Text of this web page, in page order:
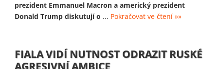
prezident Emmanuel Macron a americký prezident
Donald Trump diskutují o ... Pokračovat ve čtení »»
FIALA VIDÍ NUTNOST ODRAZIT RUSKÉ
AGRESIVNÍ AMBICE